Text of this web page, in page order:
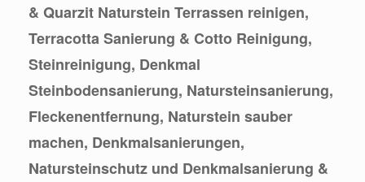
& Quarzit Naturstein Terrassen reinigen,
Terracotta Sanierung & Cotto Reinigung,
Steinreinigung, Denkmal
Steinbodensanierung, Natursteinsanierung,
Fleckenentfernung, Naturstein sauber
machen, Denkmalsanierungen,
Natursteinschutz und Denkmalsanierung &